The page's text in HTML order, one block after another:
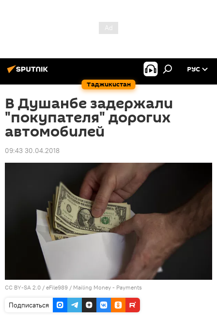
Таджикистан
РУС
В Душанбе задержали
"покупателя" дорогих
автомобилей
09:43 30.04.2018
CC BY-SA 2.0 / eFile989 / Mailing Money - Payments
Подписаться